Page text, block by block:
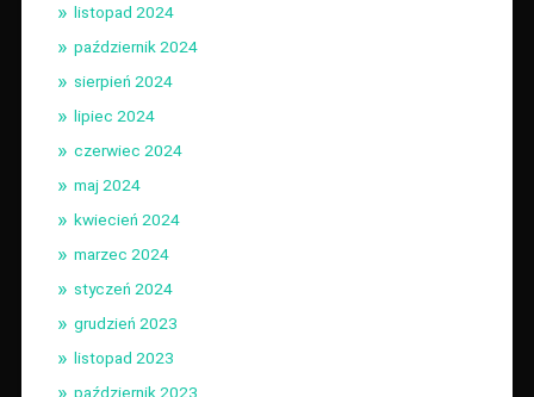
listopad 2024
październik 2024
sierpień 2024
lipiec 2024
czerwiec 2024
maj 2024
kwiecień 2024
marzec 2024
styczeń 2024
grudzień 2023
listopad 2023
październik 2023